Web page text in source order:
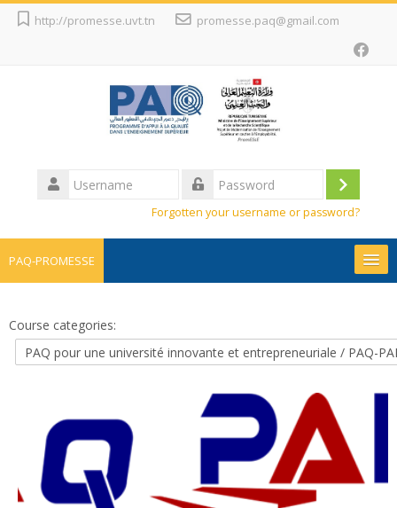
Skip
http://promesse.uvt.tn promesse.paq@gmail.com
Username
Log
Forgotten your username or password?
PAQ-PROMESSE
Projets
English ‎(en)‎
courses
Course categories: